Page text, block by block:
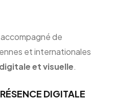
de
et internationales
et visuelle.
DIGITALE